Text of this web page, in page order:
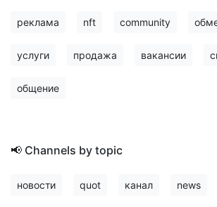
реклама nft community
услуги продажа вакансии
общение
📢 Channels by topic
новости quot канал news